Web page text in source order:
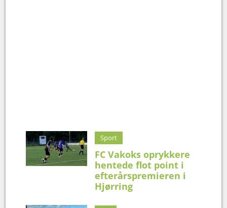
Sport
FC Vakoks oprykkere
hentede flot point i
efterårspremieren i
Hjørring